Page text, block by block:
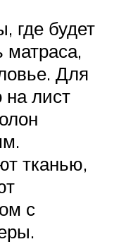
где будет
матраса,
Для
на лист
тканью,
с